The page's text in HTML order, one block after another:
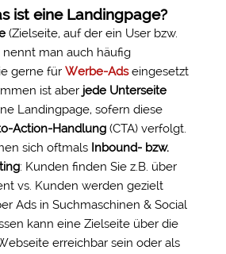
ist eine Landingpage?
(Zielseite, auf der ein User bzw.
man auch häufig
gerne für Werbe-Adseingesetzt
ist aber jede Unterseite
Landingpage, sofern diese
Action-Handlung(CTA) verfolgt.
sich oftmals Inbound- bzw.
: Kunden finden Sie z.B. über
vs. Kunden werden gezielt
Ads in Suchmaschinen & Social
kann eine Zielseite über die
erreichbar sein oder als